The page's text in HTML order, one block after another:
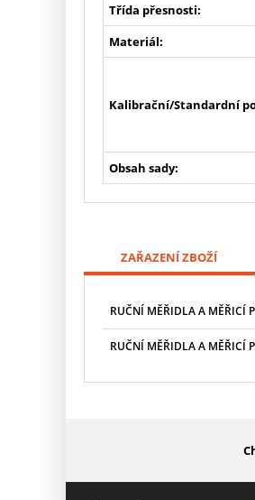
Třída přesnosti:
Materiál:
Kalibrační/Standardní
Obsah sady:
ZAŘAZENÍ ZBOŽÍ
RUČNÍ MĚŘIDLA A MĚŘICÍ
RUČNÍ MĚŘIDLA A MĚŘICÍ